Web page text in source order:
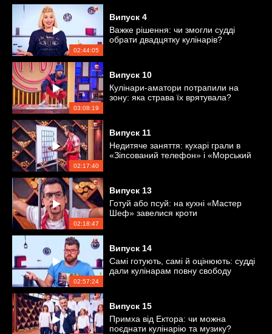
02:44:05
Випуск 4
Важке рішення: чи змогли судді
обрати двадцятку кулінарів?
03:08:19
Випуск 10
Кулінари-аматори потрапили на
зону: яка страва їх врятувала?
02:17:40
Випуск 11
Недитяче заняття: кухарі грали в
«Зіпсований телефон» і «Морський
02:18:47
Випуск 13
Готуй або псуй: на кухні «Мастер
Шеф» завелися кроти
02:57:24
Випуск 14
Самі готують, самі й оцінюють: судді
дали кулінарам повну свободу
Випуск 15
Примха від Ектора: чи можна
поєднати кулінарію та музику?